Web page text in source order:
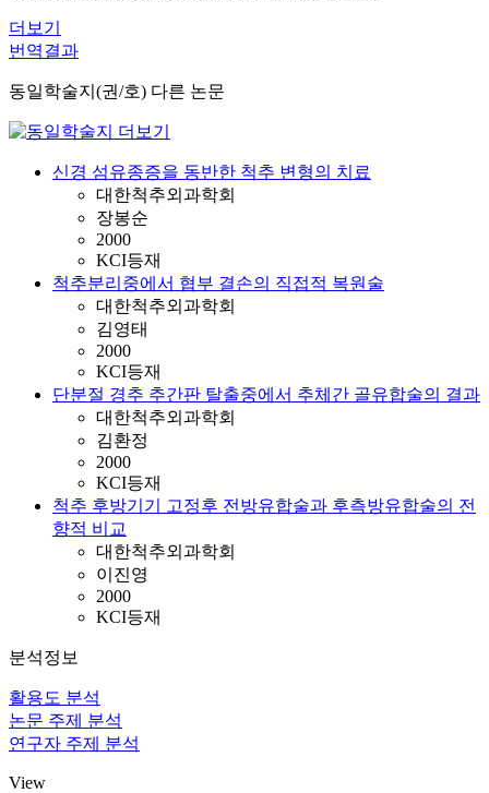
더보기
번역결과
동일학술지(권/호) 다른 논문
신경 섬유종증을 동반한 척추 변형의 치료
대한척추외과학회
장봉순
2000
KCI등재
척추분리중에서 협부 결손의 직접적 복원술
대한척추외과학회
김영태
2000
KCI등재
단분절 경추 추간판 탈출중에서 추체간 골유합술의 결과
대한척추외과학회
김환정
2000
KCI등재
척추 후방기기 고정후 전방유합술과 후측방유합술의 전
향적 비교
대한척추외과학회
이진영
2000
KCI등재
분석정보
활용도 분석
논문 주제 분석
연구자 주제 분석
View